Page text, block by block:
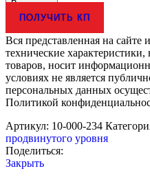
Комплект
модулей
BiTronics
NeuroLab
В корзину
ПОЛУЧИТЬ КП
Вся представленная на
технические
товаров, носит
условиях не является
персональных данных
Политикой
Артикул: 10-000-234
продвинутого уровня
Поделиться:
Закрыть